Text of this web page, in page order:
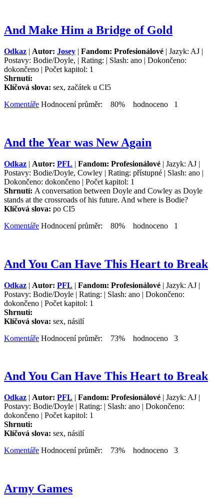
And Make Him a Bridge of Gold
Odkaz | Autor: Josey | Fandom: Profesionálové | Jazyk: AJ |
Postavy: Bodie/Doyle, | Rating: | Slash: ano | Dokončeno:
dokončeno | Počet kapitol: 1
Shrnutí:
Klíčová slova: sex, začátek u CI5
Komentáře Hodnocení průměr: 80% hodnoceno 1
And the Year was New Again
Odkaz | Autor: PFL | Fandom: Profesionálové | Jazyk: AJ |
Postavy: Bodie/Doyle, Cowley | Rating: přístupné | Slash: ano |
Dokončeno: dokončeno | Počet kapitol: 1
Shrnutí: A conversation between Doyle and Cowley as Doyle
stands at the crossroads of his future. And where is Bodie?
Klíčová slova: po CI5
Komentáře Hodnocení průměr: 80% hodnoceno 1
And You Can Have This Heart to Break
Odkaz | Autor: PFL | Fandom: Profesionálové | Jazyk: AJ |
Postavy: Bodie/Doyle | Rating: | Slash: ano | Dokončeno:
dokončeno | Počet kapitol: 1
Shrnutí:
Klíčová slova: sex, násilí
Komentáře Hodnocení průměr: 73% hodnoceno 3
And You Can Have This Heart to Break
Odkaz | Autor: PFL | Fandom: Profesionálové | Jazyk: AJ |
Postavy: Bodie/Doyle | Rating: | Slash: ano | Dokončeno:
dokončeno | Počet kapitol: 1
Shrnutí:
Klíčová slova: sex, násilí
Komentáře Hodnocení průměr: 73% hodnoceno 3
Army Games